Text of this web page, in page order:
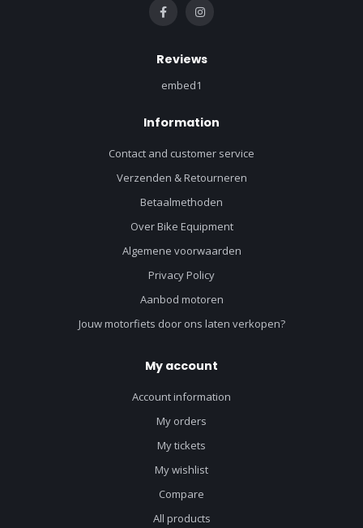
Reviews
embed1
Information
Contact and customer service
Verzenden & Retourneren
Betaalmethoden
Over Bike Equipment
Algemene voorwaarden
Privacy Policy
Aanbod motoren
Jouw motorfiets door ons laten verkopen?
My account
Account information
My orders
My tickets
My wishlist
Compare
All products